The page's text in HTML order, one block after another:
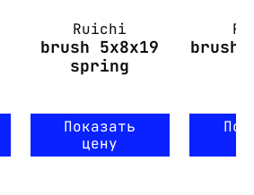
Ruichi
brush 5x8x19
spring
Показать
цену
brush